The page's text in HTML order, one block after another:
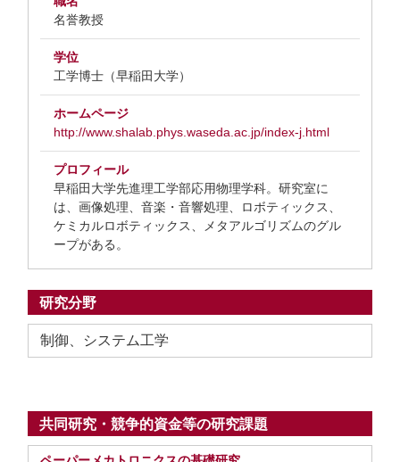
名誉教授
学位
工学博士（早稲田大学）
ホームページ
http://www.shalab.phys.waseda.ac.jp/index-j.html
プロフィール
早稲田大学先進理工学部応用物理学科。研究室に
は、画像処理、音楽・音響処理、ロボティックス、
ケミカルロボティックス、メタアルゴリズムのグル
ープがある。
研究分野
制御、システム工学
共同研究・競争的資金等の研究課題